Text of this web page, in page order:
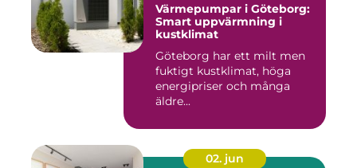
Värmepumpar i Göteborg:
Smart uppvärmning i
kustklimat
Göteborg har ett milt men
fuktigt kustklimat, höga
energipriser och många
äldre...
02. jun